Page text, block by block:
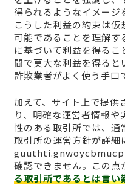
得られるようなイメージ
こうした利益の約束は
可能であることを理解す
に基づいて利益を得る
間で莫大な利益を得ると
詐欺業者がよく使う手口
加えて、サイト上で提供
り、明確な運営者情報
性のある取引所では、通
取引所の運営方針が詳細
確認できません。この点
る取引所であるとは言い